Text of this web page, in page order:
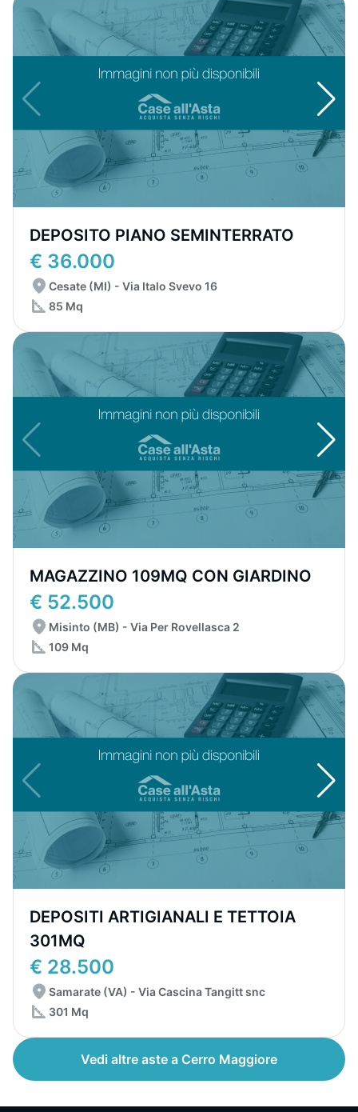
DEPOSITO PIANO SEMINTERRATO
€ 36.000
Cesate (MI) - Via Italo Svevo 16
85 Mq
MAGAZZINO 109MQ CON GIARDINO
€ 52.500
Misinto (MB) - Via Per Rovellasca 2
109 Mq
DEPOSITI ARTIGIANALI E TETTOIA
301MQ
€ 28.500
Samarate (VA) - Via Cascina Tangitt snc
301 Mq
Vedi altre aste a Cerro Maggiore